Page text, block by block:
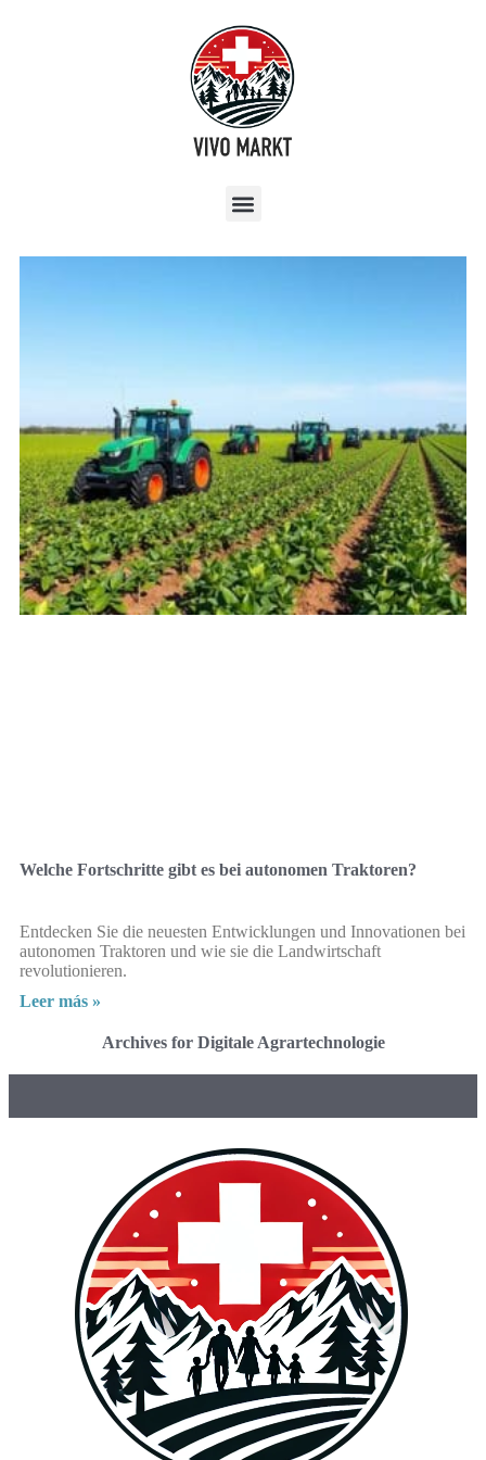
Welche Fortschritte gibt es bei autonomen Traktoren?
Entdecken Sie die neuesten Entwicklungen und Innovationen bei
autonomen Traktoren und wie sie die Landwirtschaft
revolutionieren.
Leer más »
Archives for Digitale Agrartechnologie